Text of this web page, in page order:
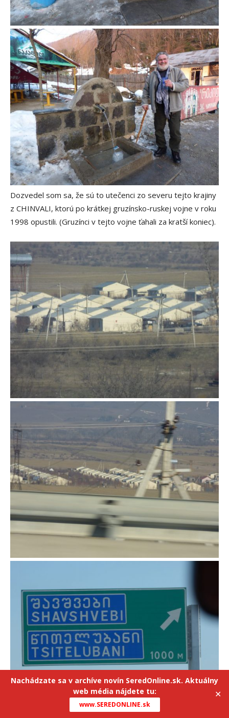
Nachádzate sa v archíve novín SeredOnline.sk. Aktuálny
web média nájdete tu:
www.SEREDONLINE.sk
✕
Dozvedel som sa, že sú to utečenci zo severu tejto krajiny
z CHINVALI, ktorú po krátkej gruzínsko-ruskej vojne v roku
1998 opustili. (Gruzínci v tejto vojne ťahali za kratší koniec).